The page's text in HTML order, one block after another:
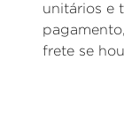
unitários e
frete se